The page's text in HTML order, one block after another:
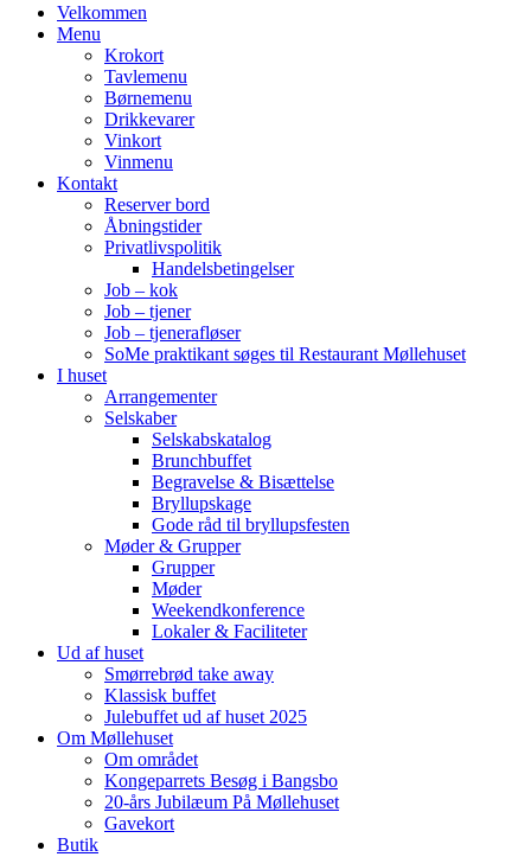
Primary
Menu
Velkommen
Menu
Krokort
Tavlemenu
Børnemenu
Drikkevarer
Vinkort
Vinmenu
Kontakt
Reserver bord
Åbningstider
Privatlivspolitik
Handelsbetingelser
Job – kok
Job – tjener
Job – tjenerafløser
SoMe praktikant søges til Restaurant Møllehuset
I huset
Arrangementer
Selskaber
Selskabskatalog
Brunchbuffet
Begravelse & Bisættelse
Bryllupskage
Gode råd til bryllupsfesten
Møder & Grupper
Grupper
Møder
Weekendkonference
Lokaler & Faciliteter
Ud af huset
Smørrebrød take away
Klassisk buffet
Julebuffet ud af huset 2025
Om Møllehuset
Om området
Kongeparrets Besøg i Bangsbo
20-års Jubilæum På Møllehuset
Gavekort
Butik